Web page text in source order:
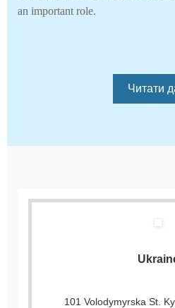
an important role.
Читати
101 Volodymyrska St.